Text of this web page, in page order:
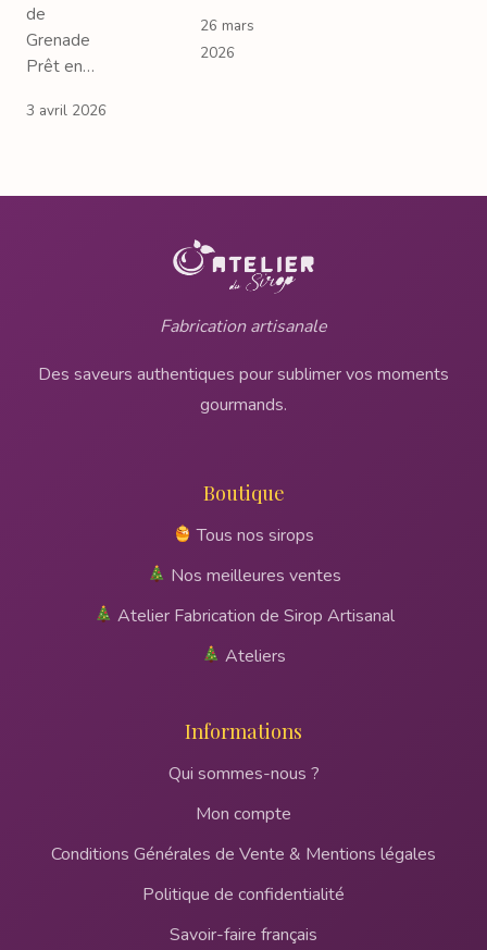
de
Grenade
Prêt en…
3 avril 2026
26 mars
2026
Fabrication artisanale
Des saveurs authentiques pour sublimer vos moments
gourmands.
Boutique
Tous nos sirops
Nos meilleures ventes
Atelier Fabrication de Sirop Artisanal
Ateliers
Informations
Qui sommes-nous ?
Mon compte
Conditions Générales de Vente & Mentions légales
Politique de confidentialité
Savoir-faire français